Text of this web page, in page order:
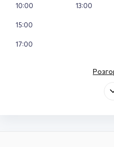
10:00
15:00
17:00
13:00